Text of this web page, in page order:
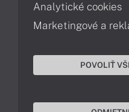
Servisné
Analytické cookies
Marketingové a
POVOLIŤ